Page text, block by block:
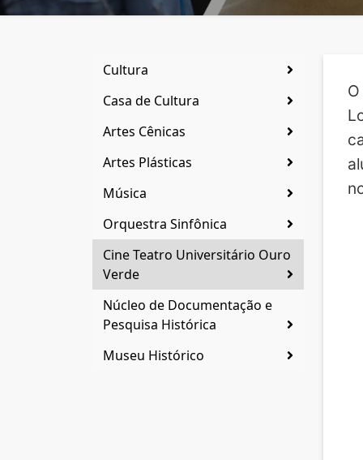
Cultura
Casa de Cultura
Artes Cênicas
Artes Plásticas
Música
Orquestra Sinfônica
Cine Teatro Universitário Ouro
Verde
Núcleo de Documentação e
Pesquisa Histórica
Museu Histórico
O